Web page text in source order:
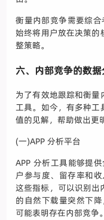
衡量内部竞争需要综合
始终将用户放在决策的
整策略。
六、内部竞争的数
为了有效地跟踪和衡
工具。如今，有多种
值的见解，帮助做出更
(一)APP 分析平台
APP 分析工具能够提
户参与度、留存率和
这些指标，可以识别出
的自然下载量突然下降
可能表明存在内部竞争。